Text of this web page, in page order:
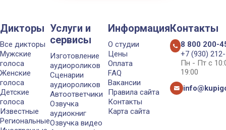
Дикторы
Все дикторы
Мужские
голоса
Женские
голоса
Детские
голоса
Известные
Региональные
Услуги и
сервисы
Изготовление
аудиороликов
Сценарии
аудиороликов
Автоответчики
Озвучка
аудиокниг
Озвучка видео
Информация
О студии
Цены
Оплата
FAQ
Вакансии
Правила сайта
Контакты
Карта сайта
Контакты
8 800 200-
+7 (930)
Пн - Пт с
19:00